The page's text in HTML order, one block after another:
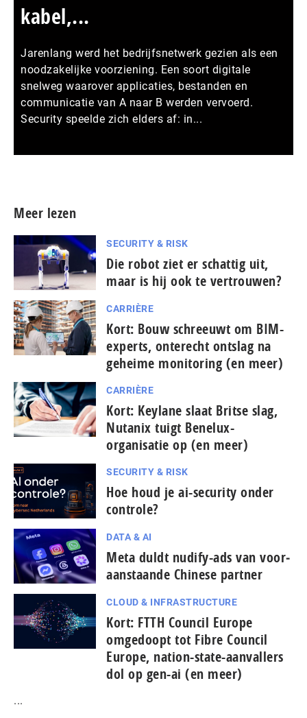
kabel,...
Jarenlang werd het bedrijfsnetwerk gezien als een
noodzakelijke voorziening. Een soort digitale
snelweg waarover applicaties, bestanden en
communicatie van A naar B werden vervoerd.
Security speelde zich elders af: in...
Meer lezen
SECURITY & RISK
Die robot ziet er schattig uit,
maar is hij ook te vertrouwen?
CARRIÈRE
Kort: Bouw schreeuwt om BIM-
experts, onterecht ontslag na
geheime monitoring (en meer)
CARRIÈRE
Kort: Keylane slaat Britse slag,
Nutanix tuigt Benelux-
organisatie op (en meer)
SECURITY & RISK
Hoe houd je ai-security onder
controle?
DATA & AI
Meta duldt nudify-ads van voor­
aan­staan­de Chinese partner
CLOUD & INFRASTRUCTURE
Kort: FTTH Council Europe
omgedoopt tot Fibre Council
Europe, nation-state-aanvallers
dol op gen-ai (en meer)
...